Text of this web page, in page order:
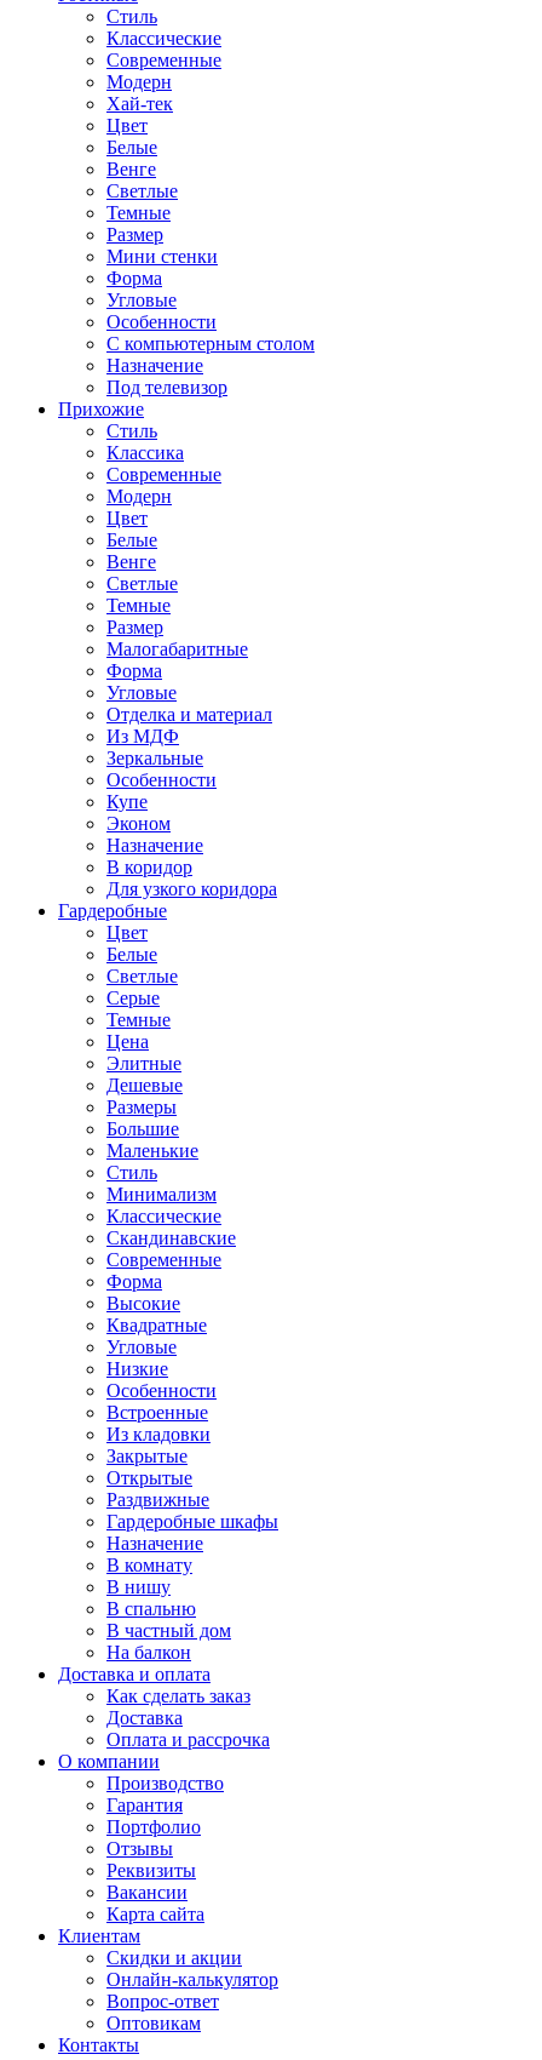
Стиль
Классические
Современные
Модерн
Хай-тек
Цвет
Белые
Венге
Светлые
Темные
Размер
Мини стенки
Форма
Угловые
Особенности
С компьютерным столом
Назначение
Под телевизор
Прихожие
Стиль
Классика
Современные
Модерн
Цвет
Белые
Венге
Светлые
Темные
Размер
Малогабаритные
Форма
Угловые
Отделка и материал
Из МДФ
Зеркальные
Особенности
Купе
Эконом
Назначение
В коридор
Для узкого коридора
Гардеробные
Цвет
Белые
Светлые
Серые
Темные
Цена
Элитные
Дешевые
Размеры
Большие
Маленькие
Стиль
Минимализм
Классические
Скандинавские
Современные
Форма
Высокие
Квадратные
Угловые
Низкие
Особенности
Встроенные
Из кладовки
Закрытые
Открытые
Раздвижные
Гардеробные шкафы
Назначение
В комнату
В нишу
В спальню
В частный дом
На балкон
Доставка и оплата
Как сделать заказ
Доставка
Оплата и рассрочка
О компании
Производство
Гарантия
Портфолио
Отзывы
Реквизиты
Вакансии
Карта сайта
Клиентам
Скидки и акции
Онлайн-калькулятор
Вопрос-ответ
Оптовикам
Контакты